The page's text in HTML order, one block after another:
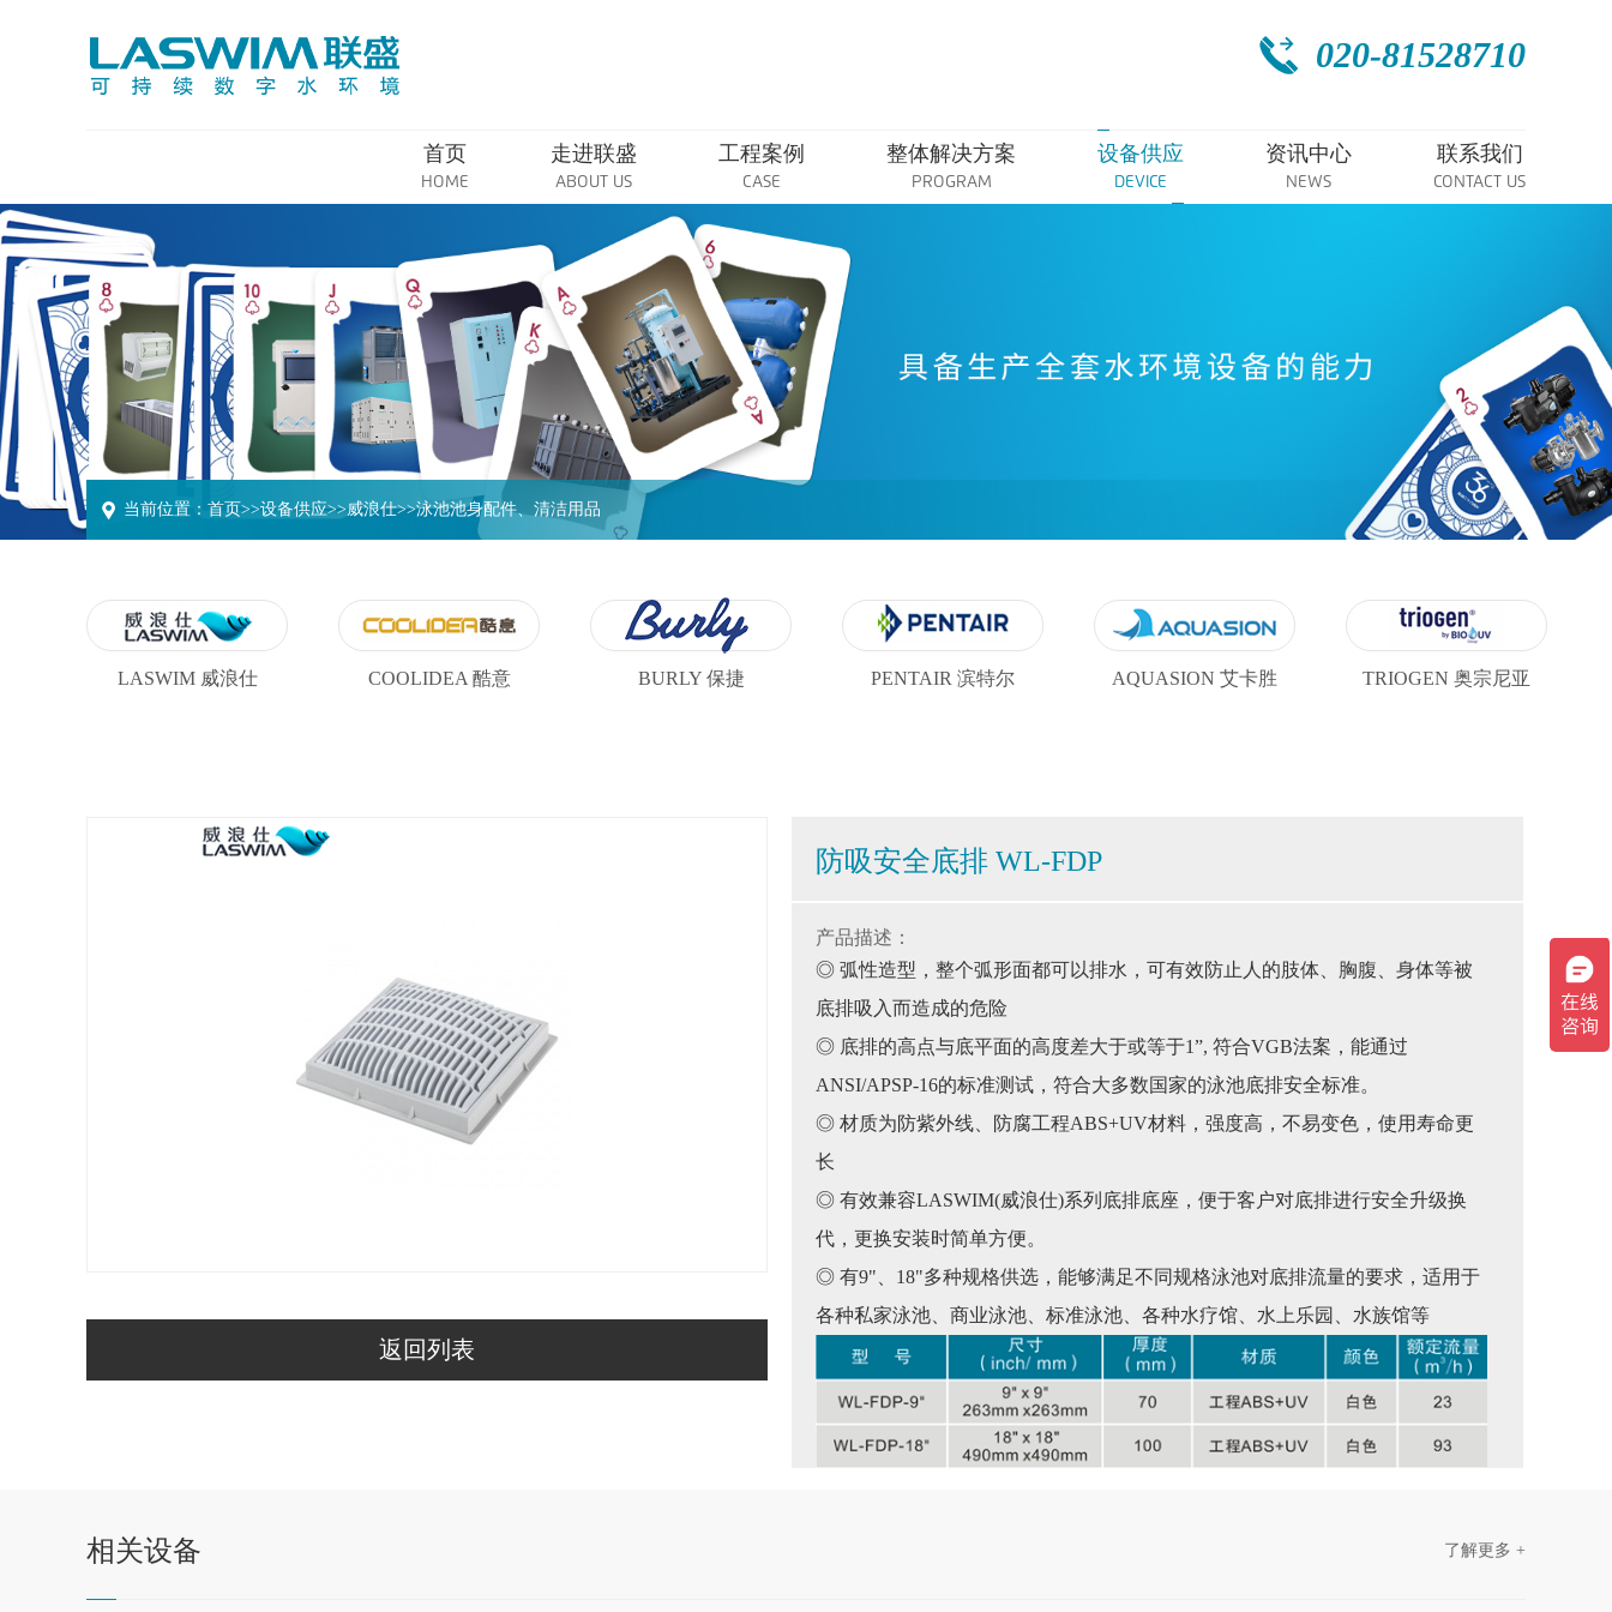
020-81528710
首页
HOME
走进联盛
ABOUT US
工程案例
CASE
整体解决方案
PROGRAM
设备供应
DEVICE
资讯中心
NEWS
联系我们
CONTACT US
当前位置： 首页>>设备供应>>威浪仕>>泳池池身配件、清洁用品
LASWIM 威浪仕 COOLIDEA 酷意 BURLY 保捷 PENTAIR 滨特尔 AQUASION 艾卡胜 TRIOGEN 奥宗尼亚
返回列表
防吸安全底排 WL-FDP
产品描述：
◎ 弧性造型，整个弧形面都可以排水，可有效防止人的肢体、胸腹、身体等被
底排吸入而造成的危险
◎ 底排的高点与底平面的高度差大于或等于1”, 符合VGB法案，能通过
ANSI/APSP-16的标准测试，符合大多数国家的泳池底排安全标准。
◎ 材质为防紫外线、防腐工程ABS+UV材料，强度高，不易变色，使用寿命更
长
◎ 有效兼容LASWIM(威浪仕)系列底排底座，便于客户对底排进行安全升级换
代，更换安装时简单方便。
◎ 有9"、18"多种规格供选，能够满足不同规格泳池对底排流量的要求，适用于
各种私家泳池、商业泳池、标准泳池、各种水疗馆、水上乐园、水族馆等
相关设备 了解更多 +